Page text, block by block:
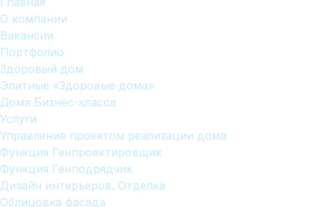
О компании
Вакансии
Портфолио
Здоровый дом
Элитные «Здоровые дома»
Дома Бизнес-класса
Услуги
Управление проектом реализации дома
Функция Генпроектировщик
Функция Генподрядчик
Дизайн интерьеров. Отделка
Облицовка фасада